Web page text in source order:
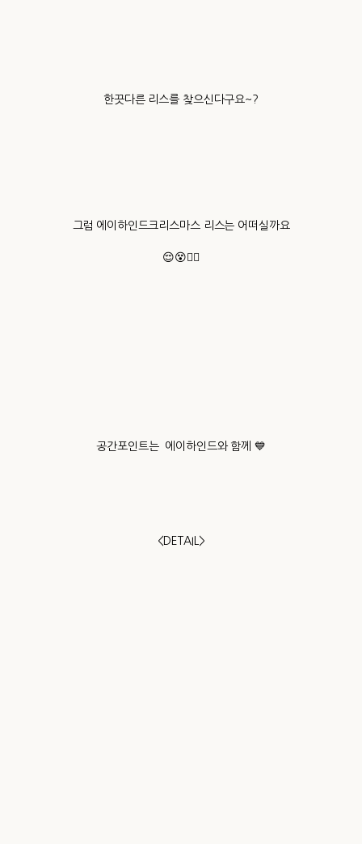
한끗다른 리스를 찾으신다구요~?
그럼 에이하인드크리스마스 리스는 어떠실까요
😌😵👍🏻
공간포인트는 에이하인드와 함께 💙
<DETAIL>